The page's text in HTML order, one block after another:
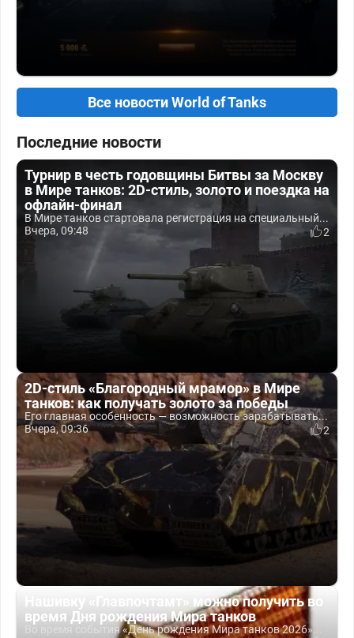
Все новости World of Tanks
Последние новости
Турнир в честь годовщины Битвы за Москву
в Мире танков: 2D-стиль, золото и поездка на
офлайн-финал
В Мире танков стартовала регистрация на специальный...
Вчера, 09:48
2
2D-стиль «Благородный мрамор» в Мире
танков: как получать золото за победы
Его главная особенность — возможность зарабатывать...
Вчера, 09:36
2
Нашивку «Главпочтамт» можно получить во
время Дня рождения Мира танков
Во время события «День рождения Мира танков 2026»...